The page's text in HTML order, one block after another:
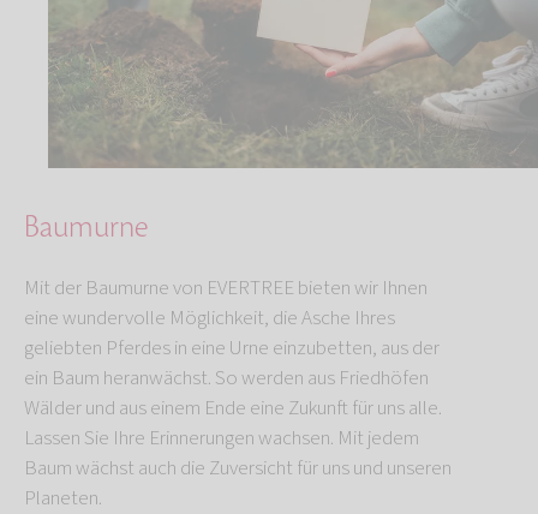
Baumurne
Mit der Baumurne von EVERTREE bieten wir Ihnen
eine wundervolle Möglichkeit, die Asche Ihres
geliebten Pferdes in eine Urne einzubetten, aus der
ein Baum heranwächst. So werden aus Friedhöfen
Wälder und aus einem Ende eine Zukunft für uns alle.
Lassen Sie Ihre Erinnerungen wachsen. Mit jedem
Baum wächst auch die Zuversicht für uns und unseren
Planeten.